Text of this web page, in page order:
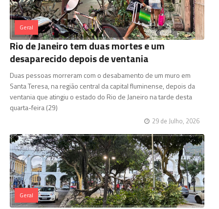
Geral
Rio de Janeiro tem duas mortes e um
desaparecido depois de ventania
Duas pessoas morreram com o desabamento de um muro em
Santa Teresa, na região central da capital fluminense, depois da
ventania que atingiu o estado do Rio de Janeiro na tarde desta
quarta-feira (29)
29 de Julho, 2026
Geral